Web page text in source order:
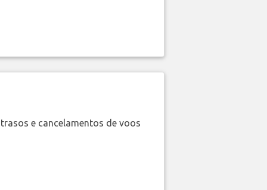
e cancelamentos de voos